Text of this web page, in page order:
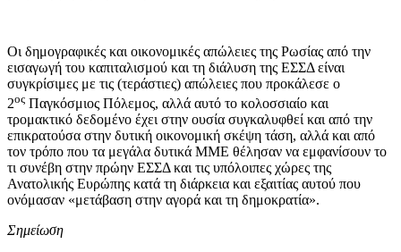
Οι δημογραφικές και οικονομικές απώλειες της Ρωσίας από την
εισαγωγή του καπιταλισμού και τη διάλυση της ΕΣΣΔ είναι
συγκρίσιμες με τις (τεράστιες) απώλειες που προκάλεσε ο
2ος Παγκόσμιος Πόλεμος, αλλά αυτό το κολοσσιαίο και
τρομακτικό δεδομένο έχει στην ουσία συγκαλυφθεί και από την
επικρατούσα στην δυτική οικονομική σκέψη τάση, αλλά και από
τον τρόπο που τα μεγάλα δυτικά ΜΜΕ θέλησαν να εμφανίσουν το
τι συνέβη στην πρώην ΕΣΣΔ και τις υπόλοιπες χώρες της
Ανατολικής Ευρώπης κατά τη διάρκεια και εξαιτίας αυτού που
ονόμασαν «μετάβαση στην αγορά και τη δημοκρατία».
Σημείωση